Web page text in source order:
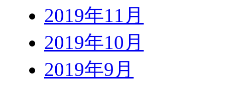
2019年11月
2019年10月
2019年9月